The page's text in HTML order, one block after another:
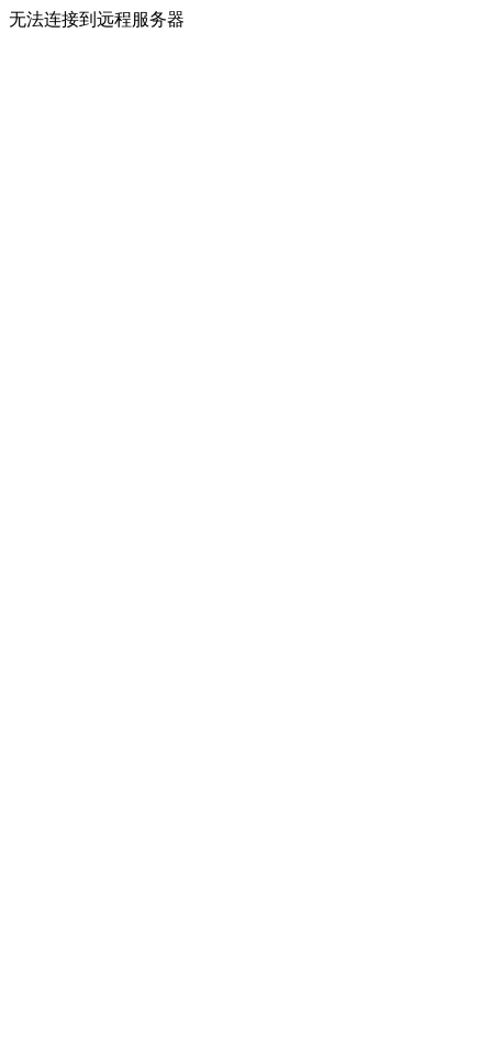
无法连接到远程服务器